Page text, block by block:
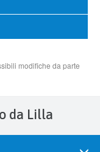
da Lilla